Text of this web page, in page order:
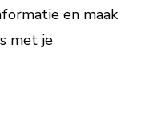
en maak
met je